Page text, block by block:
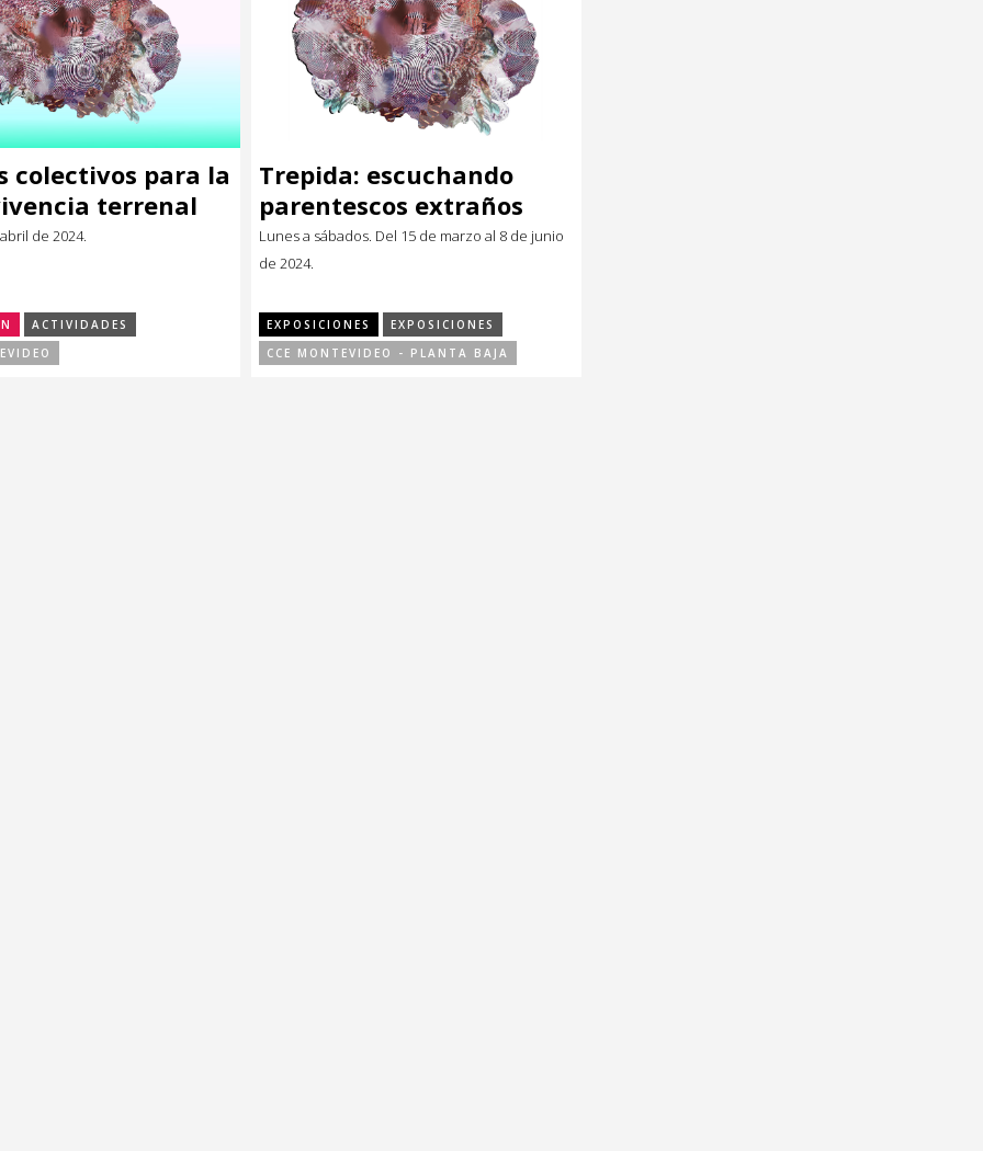
colectivos para la
terrenal
de 2024.
ACTIVIDADES
Trepida: escuchando
parentescos extraños
Lunes a sábados. Del 15 de marzo al 8 de junio
de 2024.
EXPOSICIONES
EXPOSICIONES
CCE MONTEVIDEO - PLANTA BAJA